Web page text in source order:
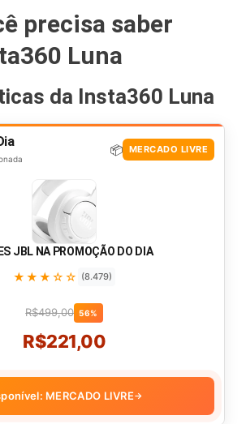
precisa saber
Luna
da Insta360 Luna
📦 MERCADO LIVRE
JBL NA PROMOÇÃO DO DIA
★★★☆☆ (8.479)
R$499,00 56%
R$221,00
MERCADO LIVRE→